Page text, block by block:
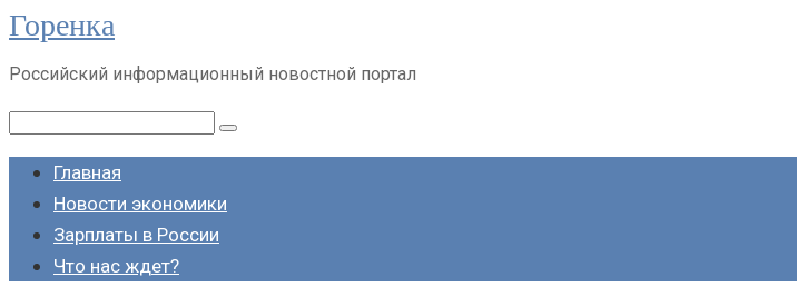
Перейти
контенту
Горенка
Российский информационный новостной портал
Поиск:
Главная
Новости экономики
Зарплаты в России
Что нас ждет?